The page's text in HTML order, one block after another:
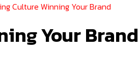
Culture Winning Your Brand
Your Brand